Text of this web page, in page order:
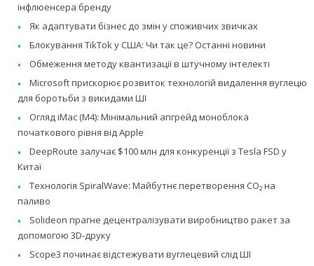
інфлюенсера бренду
Як адаптувати бізнес до змін у споживчих звичках
Блокування TikTok у США: Чи так це? Останні новини
Обмеження методу квантизації в штучному інтелекті
Microsoft прискорює розвиток технологій видалення вуглецю
для боротьби з викидами ШІ
Огляд iMac (M4): Мінімальний апгрейд моноблока
початкового рівня від Apple
DeepRoute залучає $100 млн для конкуренції з Tesla FSD у
Китаї
Технологія SpiralWave: Майбутнє перетворення CO₂ на
паливо
Solideon прагне децентралізувати виробництво ракет за
допомогою 3D-друку
Scope3 починає відстежувати вуглецевий слід ШІ